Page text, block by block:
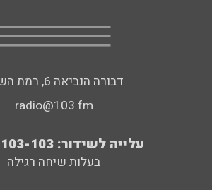
דבורה הנביאה 6, רמת השרון
radio@103.fm
עלייה לשידור: 0552-103-103
בעלות שיחה רגילה